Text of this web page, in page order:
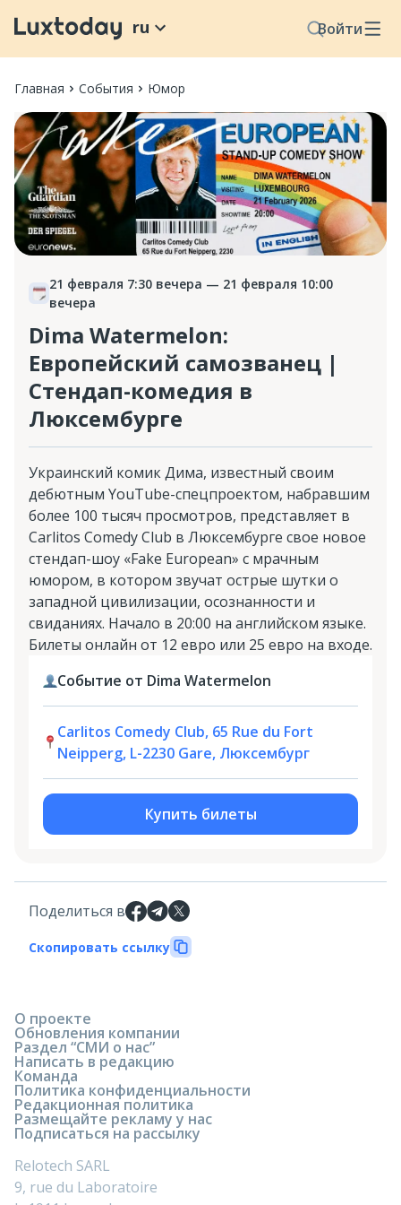
Войти
ru
Главная События Юмор
21 февраля 7:30 вечера — 21 февраля 10:00
вечера
Dima Watermelon:
Европейский самозванец |
Стендап-комедия в
Люксембурге
Украинский комик Дима, известный своим
дебютным YouTube-спецпроектом, набравшим
более 100 тысяч просмотров, представляет в
Carlitos Comedy Club в Люксембурге свое новое
стендап-шоу «Fake European» с мрачным
юмором, в котором звучат острые шутки о
западной цивилизации, осознанности и
свиданиях. Начало в 20:00 на английском языке.
Билеты онлайн от 12 евро или 25 евро на входе.
Событие от Dima Watermelon
Carlitos Comedy Club, 65 Rue du Fort
Neipperg, L-2230 Gare, Люксембург
Купить билеты
Поделиться в
Скопировать ссылку
О проекте
Обновления компании
Раздел “СМИ о нас”
Написать в редакцию
Команда
Политика конфиденциальности
Редакционная политика
Размещайте рекламу у нас
Подписаться на рассылку
Relotech SARL
9, rue du Laboratoire